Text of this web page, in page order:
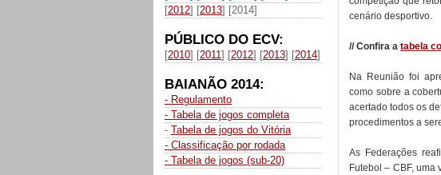
[2012] [2013] [2014]
PÚBLICO DO ECV:
[2010] [2011] [2012] [2013] [2014]
BAIANÃO 2014:
- Regulamento
- Tabela de jogos completa
- Tabela de jogos do Vitória
- Classificação por rodada
- Tabela de jogos (sub-20)
cenário desportivo.
// Confira a tabela
Na Reunião foi
como sobre a
acertado todos os
procedimentos a
As Federações
Futebol – CBF,